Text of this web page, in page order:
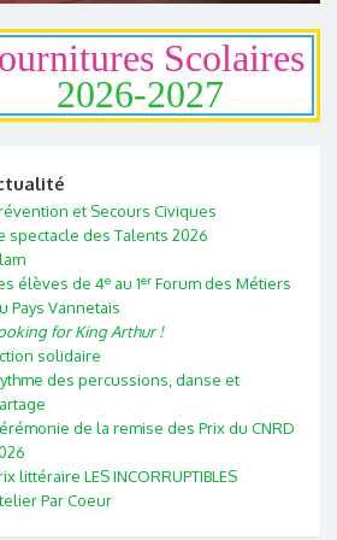
Scolaires
2026-2027
et Secours Civiques
spectacle des Talents 2026
élèves de 4e au 1er Forum des Métiers
Pays Vannetais
for King Arthur !
solidaire
des percussions, danse et
de la remise des Prix du CNRD
littéraire LES INCORRUPTIBLES
Par Coeur